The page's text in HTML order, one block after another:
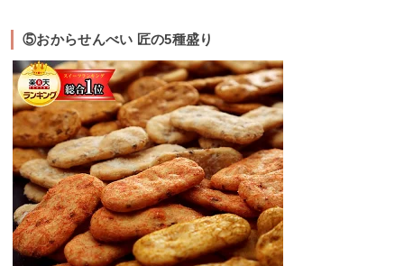
⑤おからせんべい 匠の5種盛り